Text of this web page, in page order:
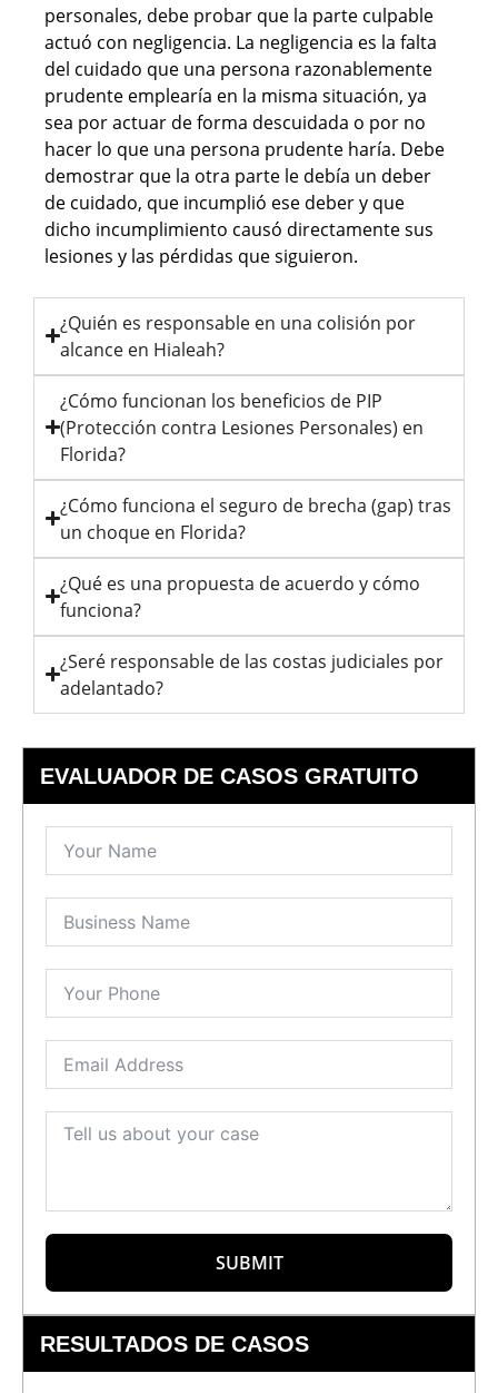
personales, debe probar que la parte culpable
actuó con negligencia. La negligencia es la falta
del cuidado que una persona razonablemente
prudente emplearía en la misma situación, ya
sea por actuar de forma descuidada o por no
hacer lo que una persona prudente haría. Debe
demostrar que la otra parte le debía un deber
de cuidado, que incumplió ese deber y que
dicho incumplimiento causó directamente sus
lesiones y las pérdidas que siguieron.
¿Quién es responsable en una colisión por
alcance en Hialeah?
¿Cómo funcionan los beneficios de PIP
(Protección contra Lesiones Personales) en
Florida?
¿Cómo funciona el seguro de brecha (gap) tras
un choque en Florida?
¿Qué es una propuesta de acuerdo y cómo
funciona?
¿Seré responsable de las costas judiciales por
adelantado?
EVALUADOR DE CASOS GRATUITO
SUBMIT
RESULTADOS DE CASOS